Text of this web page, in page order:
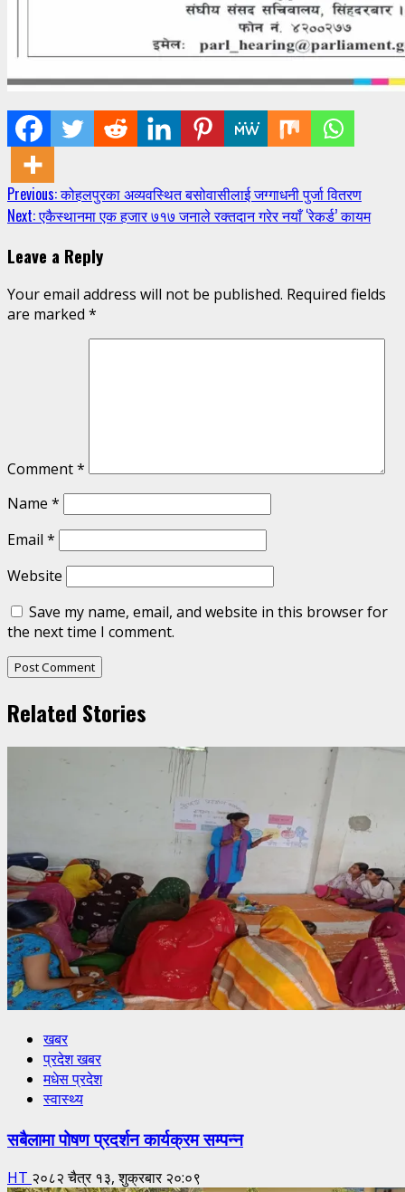
Continue
Reading
Previous:कोहलपुरका अव्यवस्थित बसोवासीलाई जग्गाधनी पुर्जा वितरण
Next:एकैस्थानमा एक हजार ७१७ जनाले रक्तदान गरेर नयाँ ‘रेकर्ड’ कायम
Leave a Reply
Your email address will not be published. Required fields
are marked *
Comment*
Name *
Email *
Website
Save my name, email, and website in this browser for
the next time I comment.
Related Stories
खबर
प्रदेश खबर
मधेस प्रदेश
स्वास्थ्य
सबैलामा पोषण प्रदर्शन कार्यक्रम सम्पन्न
HT २०८२ चैत्र १३, शुक्रबार २०:०९